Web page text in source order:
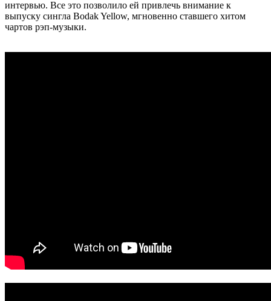
интервью. Все это позволило ей привлечь внимание к
выпуску сингла Bodak Yellow, мгновенно ставшего хитом
чартов рэп-музыки.